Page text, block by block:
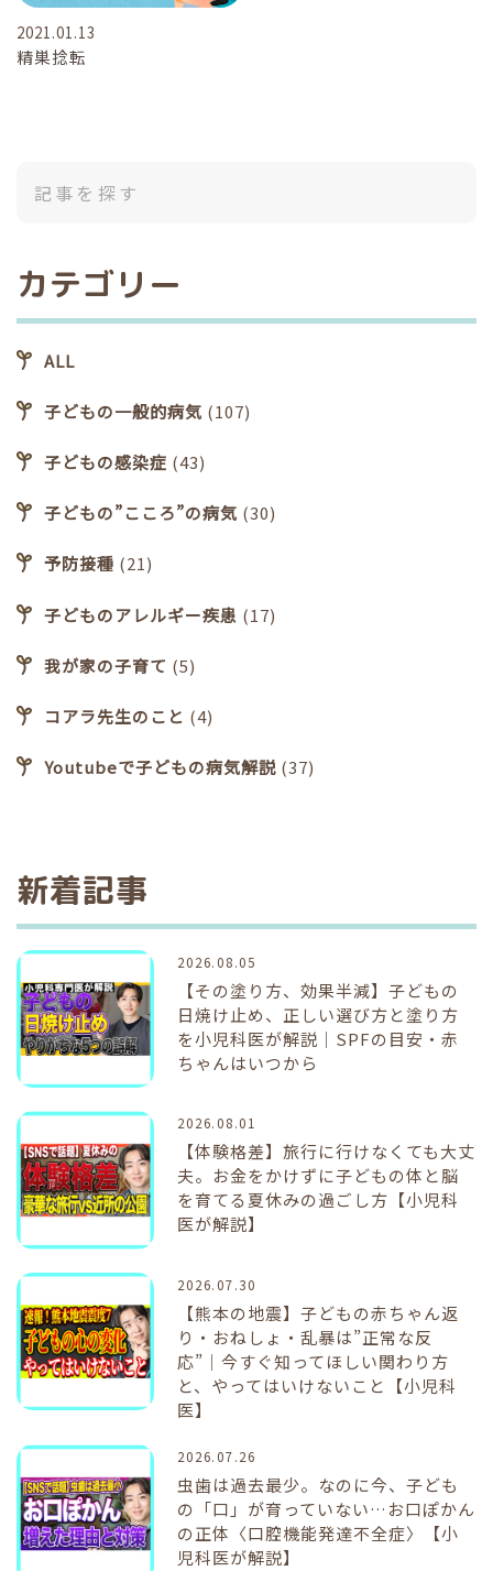
2021.01.13
精巣捻転
カテゴリー
ALL
子どもの一般的病気 (107)
子どもの感染症 (43)
子どもの”こころ”の病気 (30)
予防接種 (21)
子どものアレルギー疾患 (17)
我が家の子育て (5)
コアラ先生のこと (4)
Youtubeで子どもの病気解説 (37)
新着記事
2026.08.05
【その塗り方、効果半減】子どもの
日焼け止め、正しい選び方と塗り方
を小児科医が解説｜SPFの目安・赤
ちゃんはいつから
2026.08.01
【体験格差】旅行に行けなくても大丈
夫。お金をかけずに子どもの体と脳
を育てる夏休みの過ごし方【小児科
医が解説】
2026.07.30
【熊本の地震】子どもの赤ちゃん返
り・おねしょ・乱暴は”正常な反
応”｜今すぐ知ってほしい関わり方
と、やってはいけないこと【小児科
医】
2026.07.26
虫歯は過去最少。なのに今、子ども
の「口」が育っていない…お口ぽかん
の正体〈口腔機能発達不全症〉【小
児科医が解説】